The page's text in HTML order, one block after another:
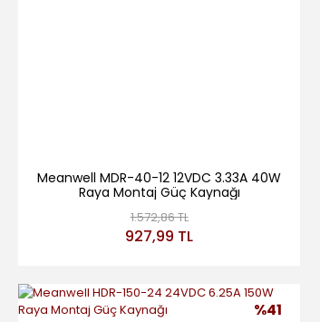
Meanwell MDR-40-12 12VDC 3.33A 40W
Raya Montaj Güç Kaynağı
1.572,86 TL
927,99 TL
%41